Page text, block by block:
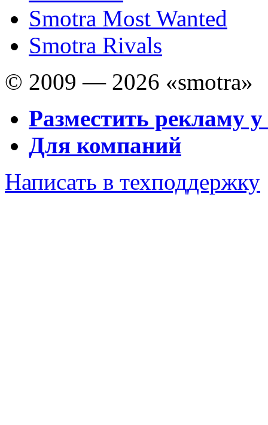
Smotra Most Wanted
Smotra Rivals
© 2009 — 2026 «smotra»
Разместить рекламу у
Для компаний
Написать в техподдержку